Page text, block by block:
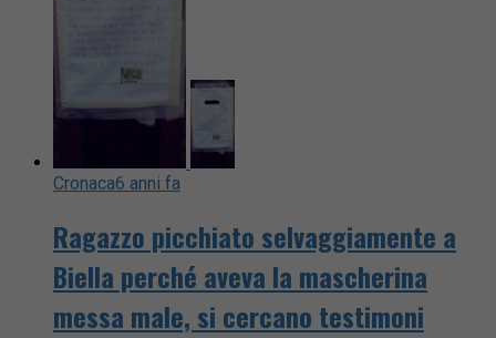
Cronaca6 anni fa
Ragazzo picchiato selvaggiamente a
Biella perché aveva la mascherina
messa male, si cercano testimoni